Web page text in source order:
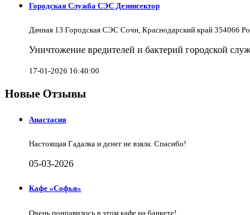
Городская Служба СЭС Дезинсектор
Дачная 13 Городская СЭС Сочи, Краснодарский край 354066
Уничтожение вредителей и бактерий городской
17-01-2026 16:40:00
Новые Отзывы
Анастасия
Настоящая Гадалка и денег не взяла. Спасибо!
05-03-2026
Кафе «Софья»
Очень понравилось в этом кафе на банкете!